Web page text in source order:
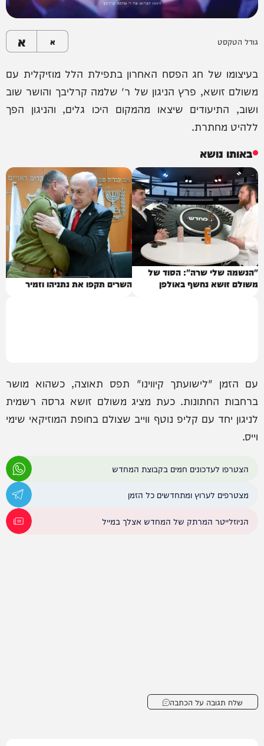
גודל הטקסט א א
בעיצומו של חג הפסח האחרון בתפילת הלל מוזיקלית עם
משולם זושא, פרץ הניגון של ר' שלמה קרליבך והושר שוב
ושוב, התיעודים שיצאו מהמקום היכו גלים, והניגון הפך
ללהיט מחתרת.
באותו נושא
"הנשמה שלי שרה": הסוד של
משולם זושא נחשף באולפן
השרים תקפו את נתניהו וזמיר
עם הזמן "לישועתך קיווינו" תפס תאוצה, כשהוא מושר
ברחבות החתונות. כעת מציג משולם זושא גרסה רשמית
לניגון יחד עם קליפ נוטף ווייב שצולם בחופת המוזיקאי שימי
וייס.
הצטרפו לעדכונים חמים בקבוצת המחדש
מצטרפים לערוץ ומתחדשים כל הזמן
הניוזלייטר המרתק של המחדש אצלך במייל
שלח תגובה על הכתבה